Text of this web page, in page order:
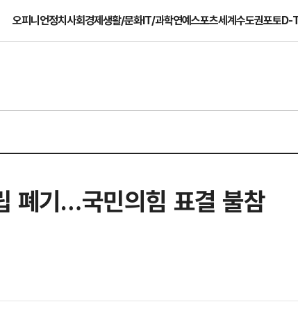
오피니언정치사회경제생활/문화IT/과학연예스포츠세계수도권포토D-
폐기…국민의힘 표결 불참